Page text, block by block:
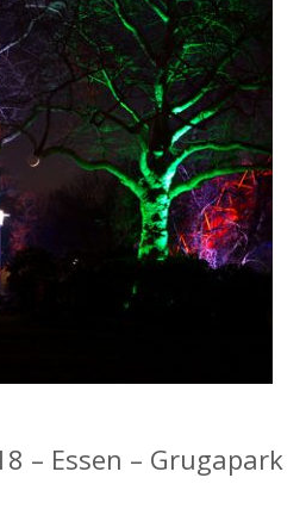
– Essen – Grugapark